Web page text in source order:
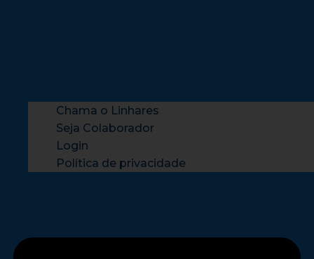
Chama o Linhares
Seja Colaborador
Login
Política de privacidade